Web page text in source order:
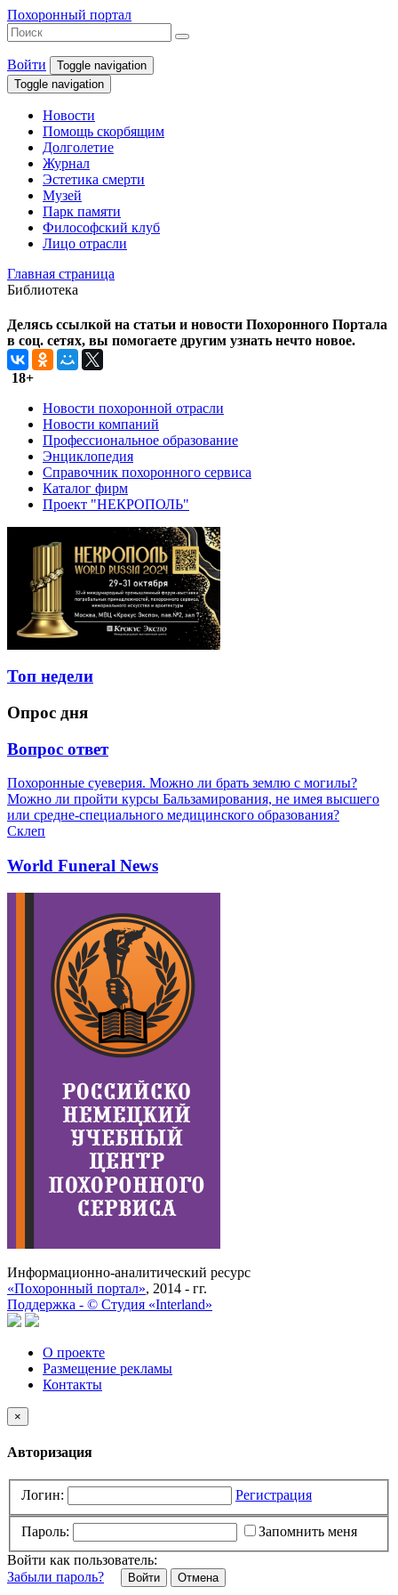
Похоронный портал
Войти
Toggle navigation
Toggle navigation
Новости
Помощь скорбящим
Долголетие
Журнал
Эстетика смерти
Музей
Парк памяти
Философский клуб
Лицо отрасли
Главная страница
Библиотека
Делясь ссылкой на статьи и новости Похоронного Портала
в соц. сетях, вы помогаете другим узнать нечто новое.
18+
Новости похоронной отрасли
Новости компаний
Профессиональное образование
Энциклопедия
Справочник похоронного сервиса
Каталог фирм
Проект "НЕКРОПОЛЬ"
Топ недели
Опрос дня
Вопрос ответ
Похоронные суеверия. Можно ли брать землю с могилы?
Можно ли пройти курсы Бальзамирования, не имея высшего
или средне-специального медицинского образования?
Склеп
World Funeral News
Информационно-аналитический ресурс
«Похоронный портал», 2014 - гг.
Поддержка - © Cтудия «Interland»
О проекте
Размещение рекламы
Контакты
×
Авторизация
Логин: Регистрация
Пароль:
Запомнить меня
Войти как пользователь:
Забыли пароль?
Отмена